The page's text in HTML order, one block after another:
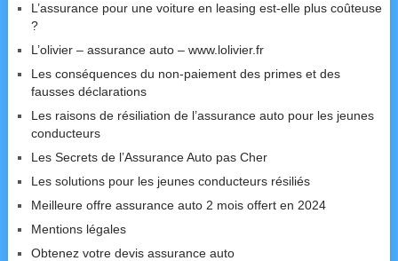
L’assurance pour une voiture en leasing est-elle plus coûteuse
?
L’olivier – assurance auto – www.lolivier.fr
Les conséquences du non-paiement des primes et des
fausses déclarations
Les raisons de résiliation de l’assurance auto pour les jeunes
conducteurs
Les Secrets de l’Assurance Auto pas Cher
Les solutions pour les jeunes conducteurs résiliés
Meilleure offre assurance auto 2 mois offert en 2024
Mentions légales
Obtenez votre devis assurance auto